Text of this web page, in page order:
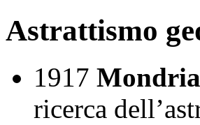
Astrattismo
1917
ricerca